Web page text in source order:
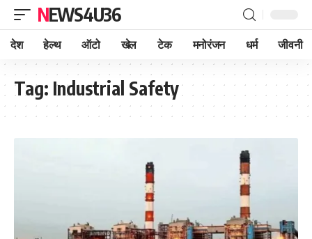
NEWS4U36
देश हेल्थ ऑटो खेल टेक मनोरंजन धर्म जीवनी
Tag: Industrial Safety